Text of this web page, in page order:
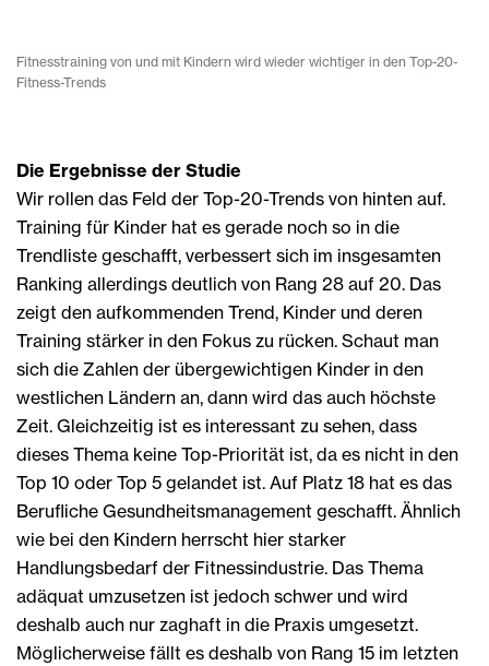
Fitnesstraining von und mit Kindern wird wieder wichtiger in den Top-20-
Fitness-Trends
Die Ergebnisse der Studie
Wir rollen das Feld der Top-20-Trends von hinten auf.
Training für Kinder hat es gerade noch so in die
Trendliste geschafft, verbessert sich im insgesamten
Ranking allerdings deutlich von Rang 28 auf 20. Das
zeigt den aufkommenden Trend, Kinder und deren
Training stärker in den Fokus zu rücken. Schaut man
sich die Zahlen der übergewichtigen Kinder in den
westlichen Ländern an, dann wird das auch höchste
Zeit. Gleichzeitig ist es interessant zu sehen, dass
dieses Thema keine Top-Priorität ist, da es nicht in den
Top 10 oder Top 5 gelandet ist. Auf Platz 18 hat es das
Berufliche Gesundheitsmanagement geschafft. Ähnlich
wie bei den Kindern herrscht hier starker
Handlungsbedarf der Fitnessindustrie. Das Thema
adäquat umzusetzen ist jedoch schwer und wird
deshalb auch nur zaghaft in die Praxis umgesetzt.
Möglicherweise fällt es deshalb von Rang 15 im letzten